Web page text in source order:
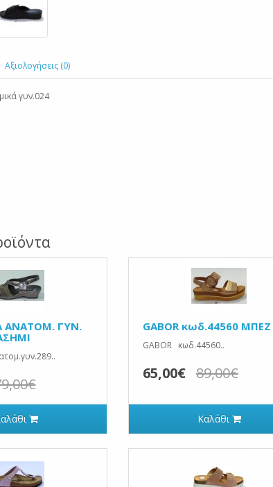
Αξιολογήσεις (0)
γυν.024
ΓΥΝ.
GABOR κωδ.44560 ΜΠΕΖ
GABOR κωδ.44560..
65,00€ 89,00€
Καλάθι